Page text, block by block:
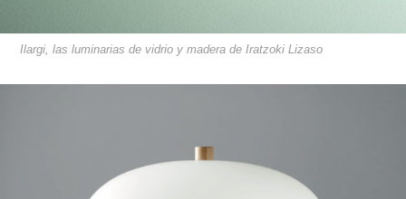
Ilargi, las luminarias de vidrio y madera de Iratzoki Lizaso